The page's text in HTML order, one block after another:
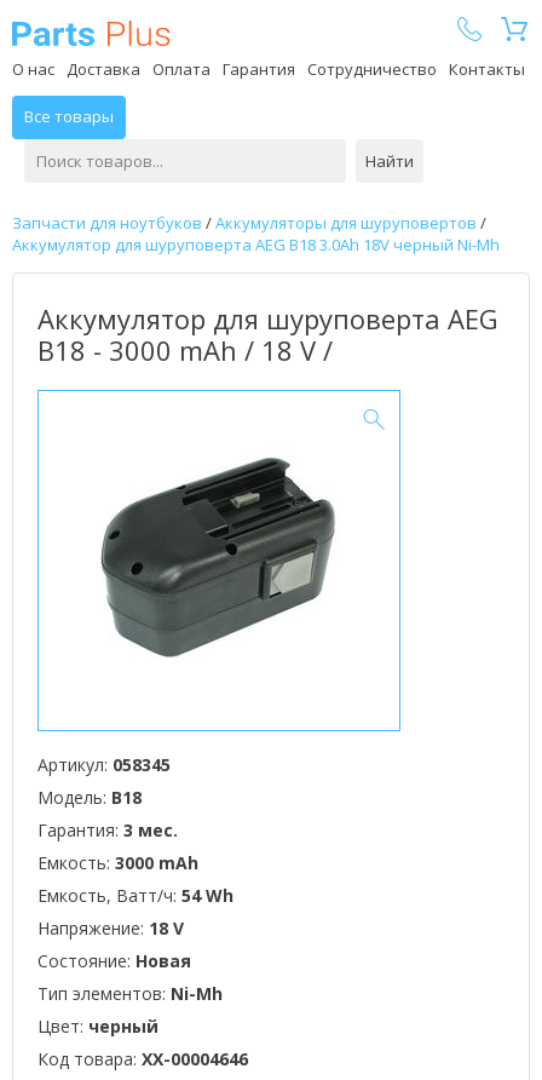
О нас Доставка Оплата Гарантия Сотрудничество Контакты
Все товары
Найти
Запчасти для ноутбуков /Аккумуляторы для шуруповертов /
Аккумулятор для шуруповерта AEG B18 3.0Ah 18V черный Ni-Mh
Аккумулятор для шуруповерта AEG
B18 - 3000 mAh / 18 V /
Артикул: 058345
Модель: B18
Гарантия: 3 мес.
Емкость: 3000 mAh
Емкость, Ватт/ч: 54 Wh
Напряжение: 18 V
Состояние: Новая
Тип элементов: Ni-Mh
Цвет: черный
Код товара: XX-00004646